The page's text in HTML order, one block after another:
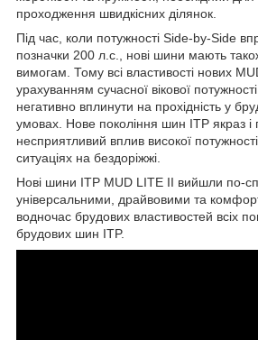
проходження швидкісних ділянок.
Під час, коли потужності Side-by-Side
позначки 200 л.с., нові шини мають
вимогам. Тому всі властивості нових
урахуванням сучасної вікової
негативно вплинути на прохідність у
умовах. Нове покоління шин ITP якраз і
несприятливий вплив високої
ситуаціях на бездоріжжі.
Нові шини ITP MUD LITE II вийшли по-
універсальними, драйвовими та
водночас брудових властивостей всіх
брудових шин ITP.